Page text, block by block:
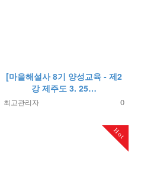
[마을해설사 8기 양성교육 - 제2
강 제주도 3. 25…
최고관리자 0
Hot